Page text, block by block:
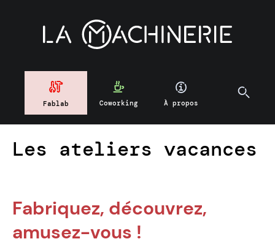
Fablab Coworking À propos
Les ateliers vacances
Fabriquez, découvrez,
amusez-vous !